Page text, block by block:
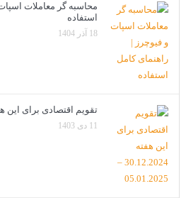
محاسبه گر معاملات
استفاده
18 آذر 1404
تقویم اقتصادی برای این هفته 30.12.2024 –
11 دی 1403